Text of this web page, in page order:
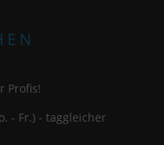
Profis!
- Fr.) - taggleicher